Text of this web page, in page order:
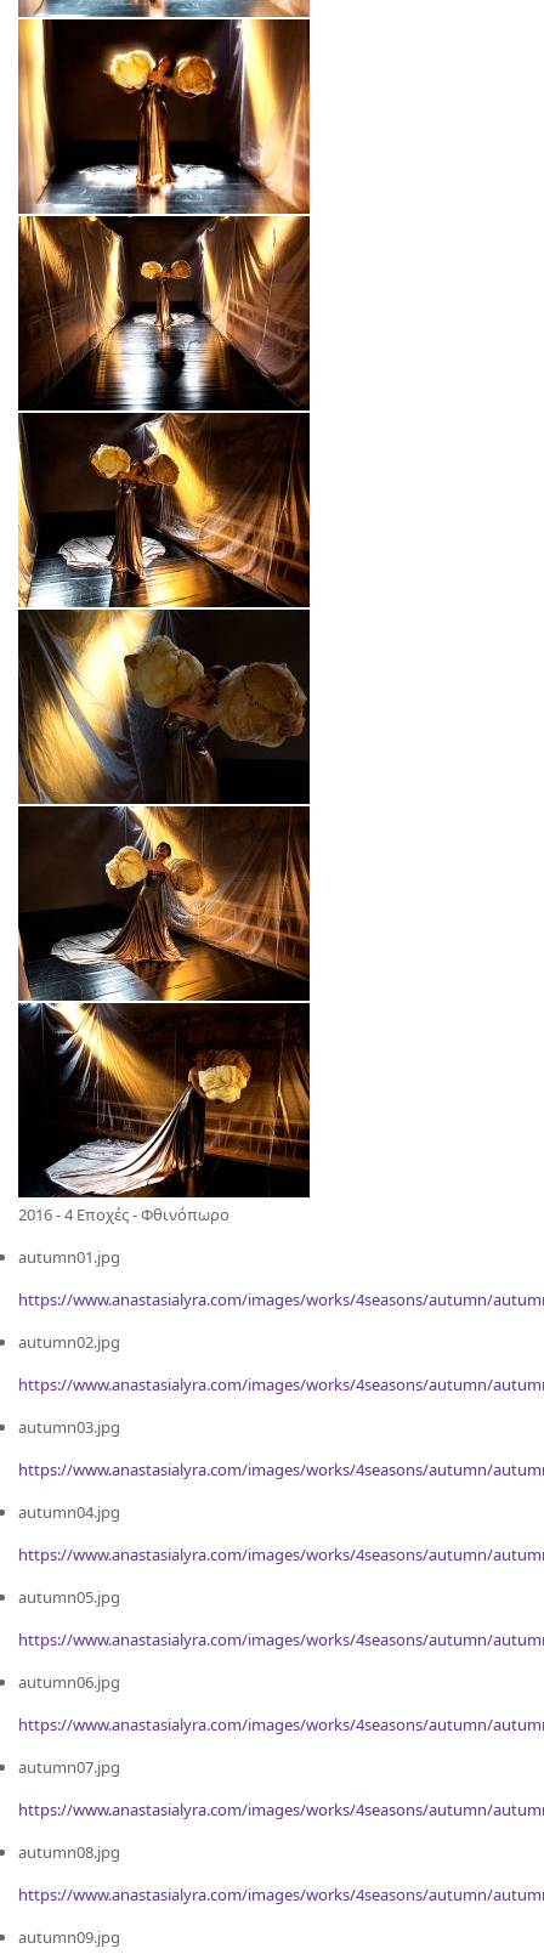
2016 - 4 Εποχές - Φθινόπωρο
autumn01.jpg
https://www.anastasialyra.com/images/works/4seasons/autumn/
autumn02.jpg
https://www.anastasialyra.com/images/works/4seasons/autumn/
autumn03.jpg
https://www.anastasialyra.com/images/works/4seasons/autumn/
autumn04.jpg
https://www.anastasialyra.com/images/works/4seasons/autumn/
autumn05.jpg
https://www.anastasialyra.com/images/works/4seasons/autumn/
autumn06.jpg
https://www.anastasialyra.com/images/works/4seasons/autumn/
autumn07.jpg
https://www.anastasialyra.com/images/works/4seasons/autumn/
autumn08.jpg
https://www.anastasialyra.com/images/works/4seasons/autumn/
autumn09.jpg